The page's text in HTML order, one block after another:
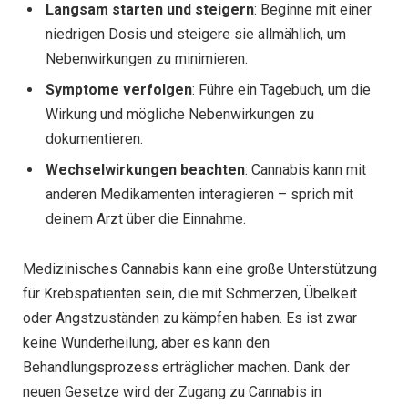
Langsam starten und steigern: Beginne mit einer
niedrigen Dosis und steigere sie allmählich, um
Nebenwirkungen zu minimieren.
Symptome verfolgen: Führe ein Tagebuch, um die
Wirkung und mögliche Nebenwirkungen zu
dokumentieren.
Wechselwirkungen beachten: Cannabis kann mit
anderen Medikamenten interagieren – sprich mit
deinem Arzt über die Einnahme.
Medizinisches Cannabis kann eine große Unterstützung
für Krebspatienten sein, die mit Schmerzen, Übelkeit
oder Angstzuständen zu kämpfen haben. Es ist zwar
keine Wunderheilung, aber es kann den
Behandlungsprozess erträglicher machen. Dank der
neuen Gesetze wird der Zugang zu Cannabis in